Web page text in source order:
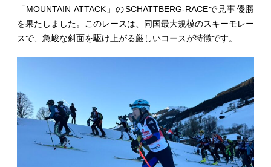
「MOUNTAIN ATTACK」のSCHATTBERG-RACEで見事優勝
を果たしました。このレースは、同国最大規模のスキーモレー
スで、急峻な斜面を駆け上がる厳しいコースが特徴です。